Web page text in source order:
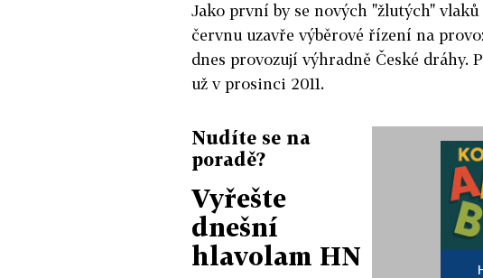
Jako první by se nových "žlutých"
červnu uzavře výběrové řízení na
dnes provozují výhradně České dráhy.
už v prosinci 2011.
Nudíte se na
poradě?
Vyřešte
dnešní
hlavolam HN